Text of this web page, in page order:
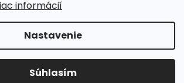
informácií
Nastavenie
Súhlasím
Malujpodlacisel.sk. Všetky práva
Upraviť nastavenie cookies